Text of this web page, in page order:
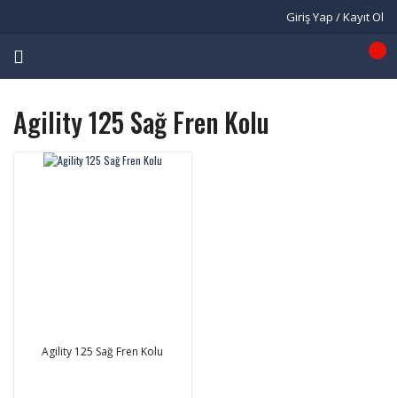
Giriş Yap / Kayıt Ol
Agility 125 Sağ Fren Kolu
Agility 125 Sağ Fren Kolu